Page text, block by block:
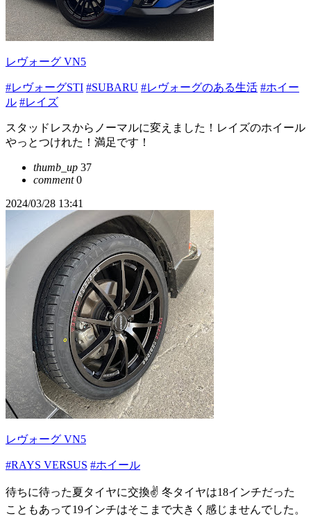
レヴォーグ VN5
#レヴォーグSTI #SUBARU #レヴォーグのある生活 #ホイー
ル #レイズ
スタッドレスからノーマルに変えました！レイズのホイール
やっとつけれた！満足です！
thumb_up 37
comment0
2024/03/28 13:41
レヴォーグ VN5
#RAYS VERSUS #ホイール
待ちに待った夏タイヤに交換✌️ 冬タイヤは18インチだった
こともあって19インチはそこまで大きく感じませんでした。